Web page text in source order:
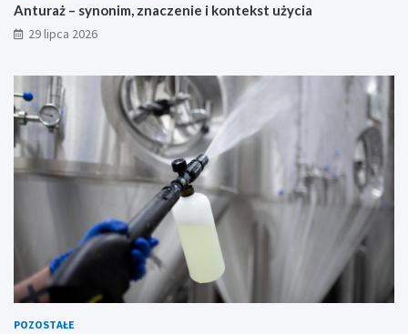
Anturaż – synonim, znaczenie i kontekst użycia
29 lipca 2026
POZOSTAŁE